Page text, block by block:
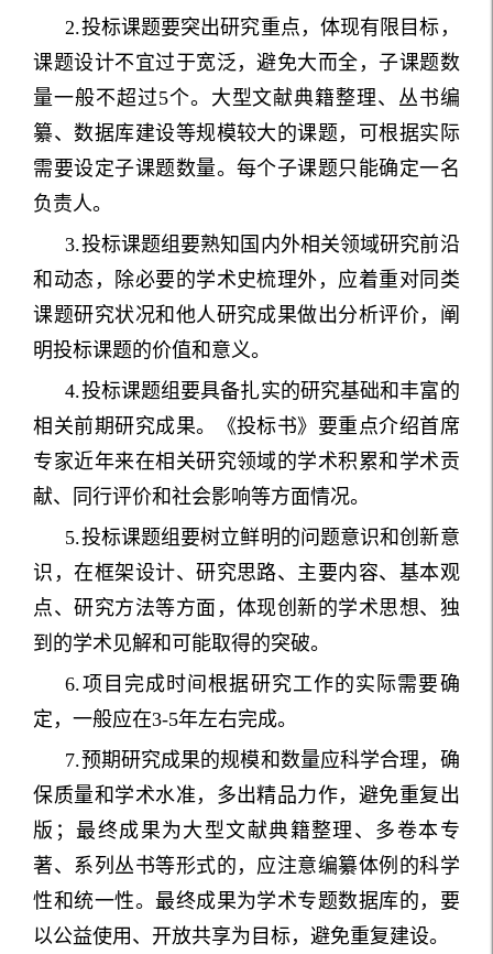
2.投标课题要突出研究重点，体现有限目标，
课题设计不宜过于宽泛，避免大而全，子课题数
量一般不超过5个。大型文献典籍整理、丛书编
纂、数据库建设等规模较大的课题，可根据实际
需要设定子课题数量。每个子课题只能确定一名
负责人。
3.投标课题组要熟知国内外相关领域研究前沿
和动态，除必要的学术史梳理外，应着重对同类
课题研究状况和他人研究成果做出分析评价，阐
明投标课题的价值和意义。
4.投标课题组要具备扎实的研究基础和丰富的
相关前期研究成果。《投标书》要重点介绍首席
专家近年来在相关研究领域的学术积累和学术贡
献、同行评价和社会影响等方面情况。
5.投标课题组要树立鲜明的问题意识和创新意
识，在框架设计、研究思路、主要内容、基本观
点、研究方法等方面，体现创新的学术思想、独
到的学术见解和可能取得的突破。
6.项目完成时间根据研究工作的实际需要确
定，一般应在3-5年左右完成。
7.预期研究成果的规模和数量应科学合理，确
保质量和学术水准，多出精品力作，避免重复出
版；最终成果为大型文献典籍整理、多卷本专
著、系列丛书等形式的，应注意编纂体例的科学
性和统一性。最终成果为学术专题数据库的，要
以公益使用、开放共享为目标，避免重复建设。